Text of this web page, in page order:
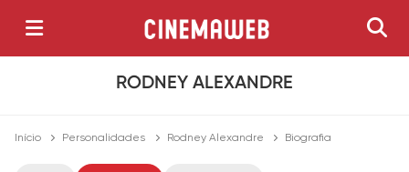
RODNEY ALEXANDRE
Início Personalidades Rodney Alexandre Biografia